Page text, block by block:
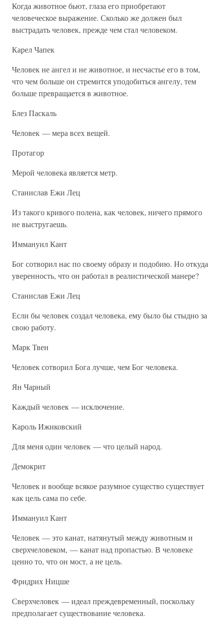
Когда животное бьют, глаза его приобретают
человеческое выражение. Сколько же должен был
выстрадать человек, прежде чем стал человеком.
Карел Чапек
Человек не ангел и не животное, и несчастье его в том,
что чем больше он стремится уподобиться ангелу, тем
больше превращается в животное.
Блез Паскаль
Человек — мера всех вещей.
Протагор
Мерой человека является метр.
Станислав Ежи Лец
Из такого кривого полена, как человек, ничего прямого
не выстругаешь.
Иммануил Кант
Бог сотворил нас по своему образу и подобию. Но откуда
уверенность, что он работал в реалистической манере?
Станислав Ежи Лец
Если бы человек создал человека, ему было бы стыдно за
свою работу.
Марк Твен
Человек сотворил Бога лучше, чем Бог человека.
Ян Чарный
Каждый человек — исключение.
Кароль Ижиковский
Для меня один человек — что целый народ.
Демокрит
Человек и вообще всякое разумное существо существует
как цель сама по себе.
Иммануил Кант
Человек — это канат, натянутый между животным и
сверхчеловеком, — канат над пропастью. В человеке
ценно то, что он мост, а не цель.
Фридрих Ницше
Сверхчеловек — идеал преждевременный, поскольку
предполагает существование человека.